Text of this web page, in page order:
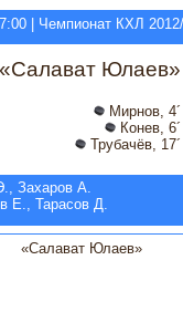
| Чемпионат КХЛ
«Салават Юлаев»
Мирнов, 4´
Конев, 6´
Трубачёв, 17´
Захаров А.
Е., Тарасов Д.
«Салават Юлаев»